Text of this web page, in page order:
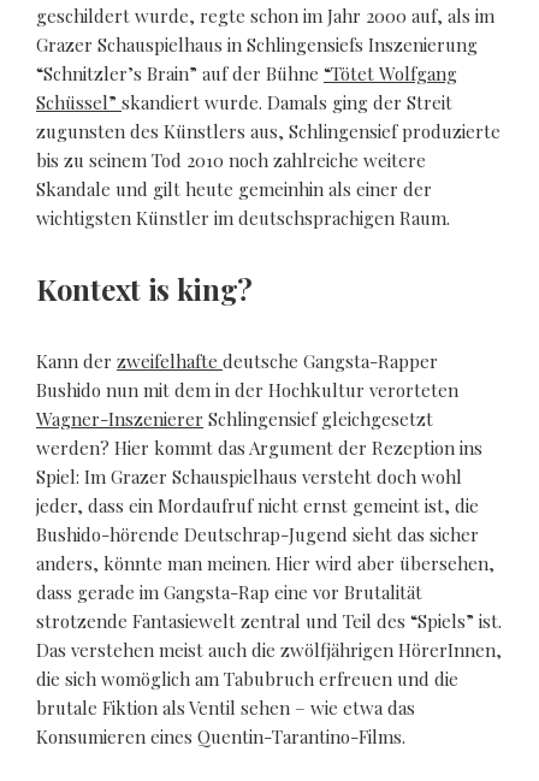
geschildert wurde, regte schon im Jahr 2000 auf, als im
Grazer Schauspielhaus in Schlingensiefs Inszenierung
“Schnitzler’s Brain” auf der Bühne “Tötet Wolfgang
Schüssel” skandiert wurde. Damals ging der Streit
zugunsten des Künstlers aus, Schlingensief produzierte
bis zu seinem Tod 2010 noch zahlreiche weitere
Skandale und gilt heute gemeinhin als einer der
wichtigsten Künstler im deutschsprachigen Raum.
Kontext is king?
Kann der zweifelhafte deutsche Gangsta-Rapper
Bushido nun mit dem in der Hochkultur verorteten
Wagner-Inszenierer Schlingensief gleichgesetzt
werden? Hier kommt das Argument der Rezeption ins
Spiel: Im Grazer Schauspielhaus versteht doch wohl
jeder, dass ein Mordaufruf nicht ernst gemeint ist, die
Bushido-hörende Deutschrap-Jugend sieht das sicher
anders, könnte man meinen. Hier wird aber übersehen,
dass gerade im Gangsta-Rap eine vor Brutalität
strotzende Fantasiewelt zentral und Teil des “Spiels” ist.
Das verstehen meist auch die zwölfjährigen HörerInnen,
die sich womöglich am Tabubruch erfreuen und die
brutale Fiktion als Ventil sehen – wie etwa das
Konsumieren eines Quentin-Tarantino-Films.